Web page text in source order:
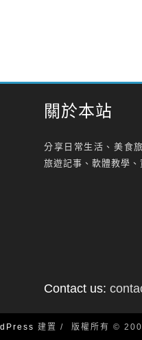
關於本站
分享日常生活、美食
旅遊記事、軟體教學、
Contact us:
建置 版權所有 ©